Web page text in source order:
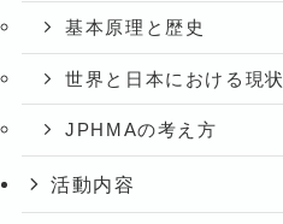
基本原理と歴史
世界と日本における現状
JPHMAの考え方
活動内容